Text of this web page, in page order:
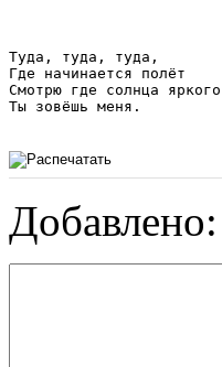
Туда, туда, туда,
Где начинается полёт
Смотрю где солнца
Ты зовёшь меня.